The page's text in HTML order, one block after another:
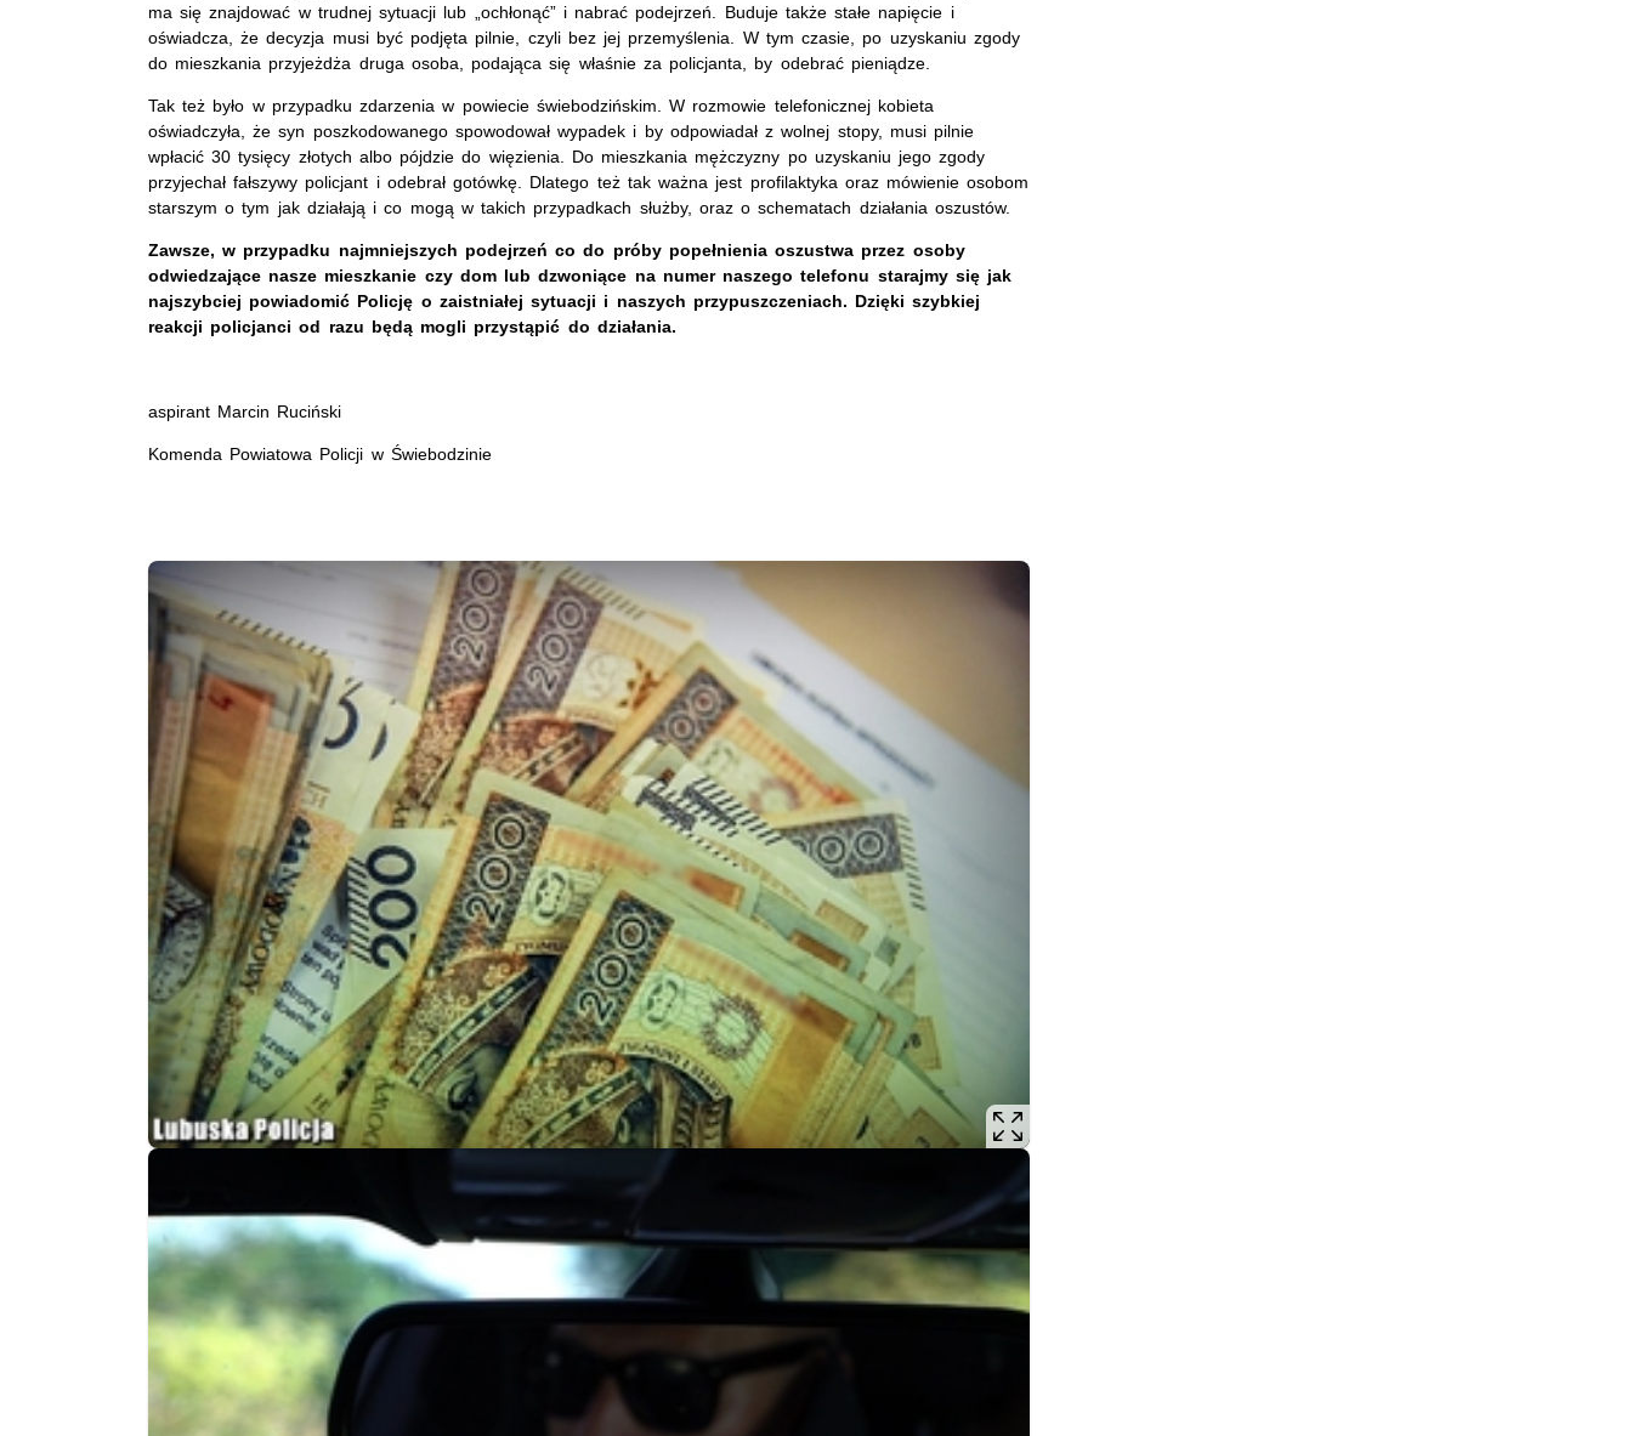
ma się znajdować w trudnej sytuacji lub „ochłonąć” i nabrać podejrzeń. Buduje także stałe napięcie i
oświadcza, że decyzja musi być podjęta pilnie, czyli bez jej przemyślenia. W tym czasie, po uzyskaniu zgody
do mieszkania przyjeżdża druga osoba, podająca się właśnie za policjanta, by odebrać pieniądze.
Tak też było w przypadku zdarzenia w powiecie świebodzińskim. W rozmowie telefonicznej kobieta
oświadczyła, że syn poszkodowanego spowodował wypadek i by odpowiadał z wolnej stopy, musi pilnie
wpłacić 30 tysięcy złotych albo pójdzie do więzienia. Do mieszkania mężczyzny po uzyskaniu jego zgody
przyjechał fałszywy policjant i odebrał gotówkę. Dlatego też tak ważna jest profilaktyka oraz mówienie osobom
starszym o tym jak działają i co mogą w takich przypadkach służby, oraz o schematach działania oszustów.
Zawsze, w przypadku najmniejszych podejrzeń co do próby popełnienia oszustwa przez osoby
odwiedzające nasze mieszkanie czy dom lub dzwoniące na numer naszego telefonu starajmy się jak
najszybciej powiadomić Policję o zaistniałej sytuacji i naszych przypuszczeniach. Dzięki szybkiej
reakcji policjanci od razu będą mogli przystąpić do działania.
aspirant Marcin Ruciński
Komenda Powiatowa Policji w Świebodzinie